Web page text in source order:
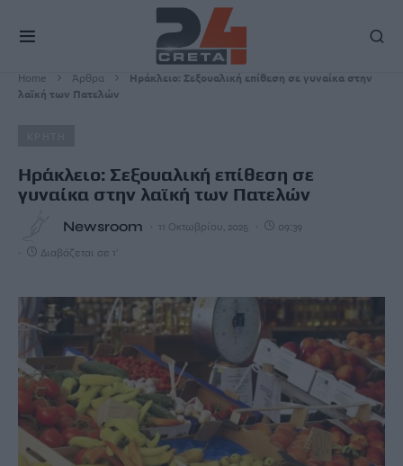
Home Άρθρα
Ηράκλειο: Σεξουαλική επίθεση σε γυναίκα στην
λαϊκή των Πατελών
Ηράκλειο: Σεξουαλική επίθεση σε
γυναίκα στην λαϊκή των Πατελών
Newsroom 11 Οκτωβρίου, 2025 09:39
Διαβάζεται σε 1'